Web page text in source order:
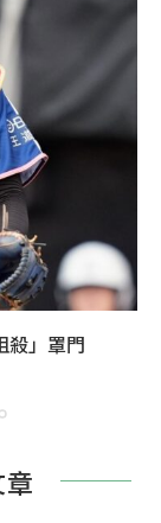
」罩門